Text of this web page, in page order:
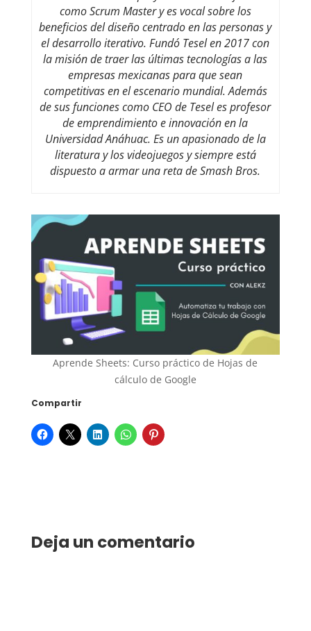
como Scrum Master y es vocal sobre los
beneficios del diseño centrado en las personas y
el desarrollo iterativo. Fundó Tesel en 2017 con
la misión de traer las últimas tecnologías a las
empresas mexicanas para que sean
competitivas en el escenario mundial. Además
de sus funciones como CEO de Tesel es profesor
de emprendimiento e innovación en la
Universidad Anáhuac. Es un apasionado de la
literatura y los videojuegos y siempre está
dispuesto a armar una reta de Smash Bros.
Aprende Sheets: Curso práctico de Hojas de
cálculo de Google
Compartir
Deja un comentario